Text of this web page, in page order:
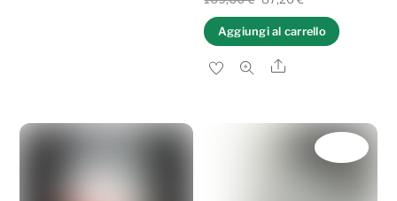
originale
era:
prezzo
attuale
Aggiungi al carrello
Share